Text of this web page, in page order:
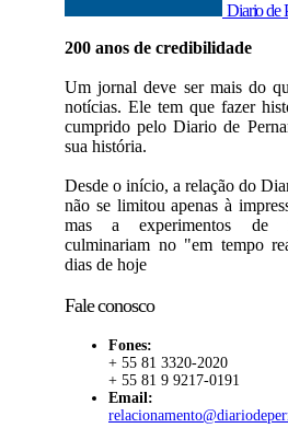
Diario de
200 anos de credibilidade
Um jornal deve ser mais do
notícias. Ele tem que fazer
cumprido pelo Diario de
sua história.
Desde o início, a relação do
não se limitou apenas à
mas a experimentos de
culminariam no "em tempo
dias de hoje
Fale conosco
Fones:
+ 55 81 3320-2020
+ 55 81 9 9217-0191
Email: